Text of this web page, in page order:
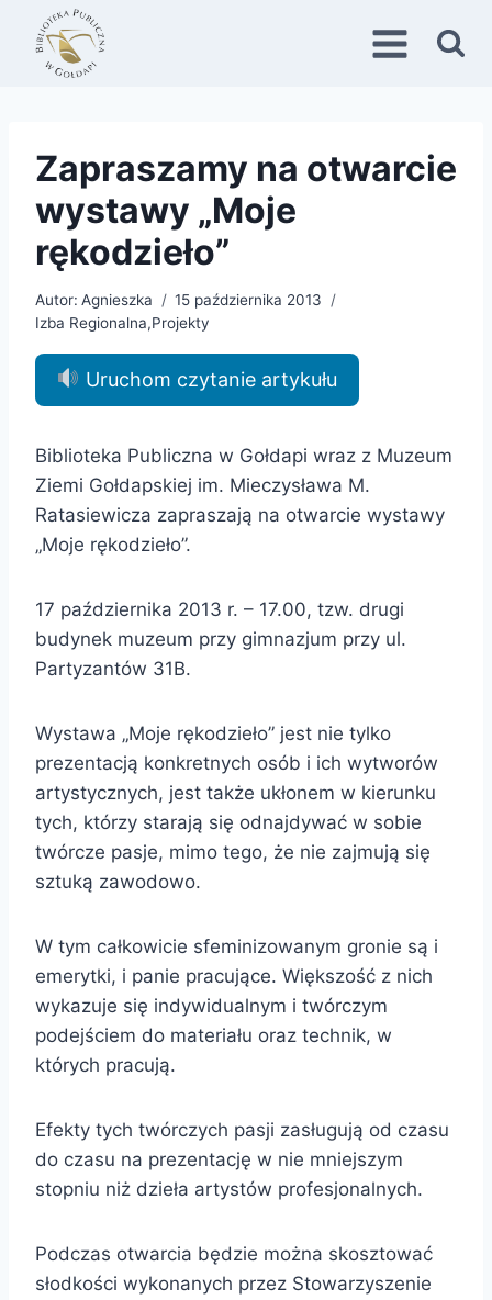
Przejdź
treści
Zapraszamy na otwarcie
wystawy „Moje
rękodzieło”
Autor: Agnieszka
15 października 2013
Izba Regionalna,Projekty
Uruchom czytanie artykułu
Biblioteka Publiczna w Gołdapi wraz z Muzeum
Ziemi Gołdapskiej im. Mieczysława M.
Ratasiewicza zapraszają na otwarcie wystawy
„Moje rękodzieło”.
17 października 2013 r. – 17.00, tzw. drugi
budynek muzeum przy gimnazjum przy ul.
Partyzantów 31B.
Wystawa „Moje rękodzieło” jest nie tylko
prezentacją konkretnych osób i ich wytworów
artystycznych, jest także ukłonem w kierunku
tych, którzy starają się odnajdywać w sobie
twórcze pasje, mimo tego, że nie zajmują się
sztuką zawodowo.
W tym całkowicie sfeminizowanym gronie są i
emerytki, i panie pracujące. Większość z nich
wykazuje się indywidualnym i twórczym
podejściem do materiału oraz technik, w
których pracują.
Efekty tych twórczych pasji zasługują od czasu
do czasu na prezentację w nie mniejszym
stopniu niż dzieła artystów profesjonalnych.
Podczas otwarcia będzie można skosztować
słodkości wykonanych przez Stowarzyszenie